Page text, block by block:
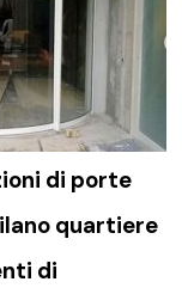
di porte
quartiere
di